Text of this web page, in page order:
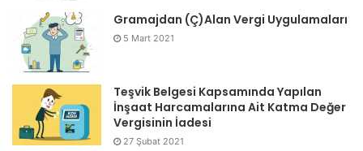
Manisa İdare Uşak
Uşak İdare (FD)
6 Konya Konya İdare
Gramajdan (Ç)Alan Vergi Uygulamaları
5 Mart 2021
Teşvik Belgesi Kapsamında Yapılan
İnşaat Harcamalarına Ait Katma Değer
Vergisinin İadesi
27 Şubat 2021